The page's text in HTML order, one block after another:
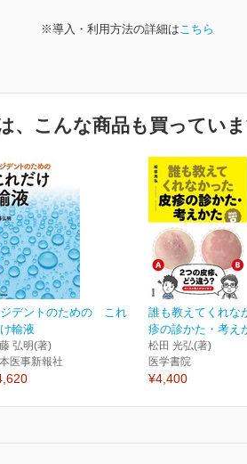
※導入・利用方法の詳細はこちら
、こんな商品も買っていま
ジデントのための これ
輸液
弘明(著)
医事新報社
誰も教えてくれな
疹の診かた・考え
松田 光弘(著)
医学書院
¥4,400